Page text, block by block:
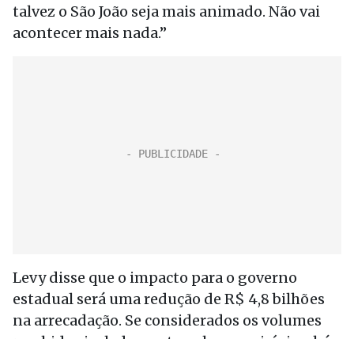
talvez o São João seja mais animado. Não vai
acontecer mais nada.”
Levy disse que o impacto para o governo
estadual será uma redução de R$ 4,8 bilhões
na arrecadação. Se considerados os volumes